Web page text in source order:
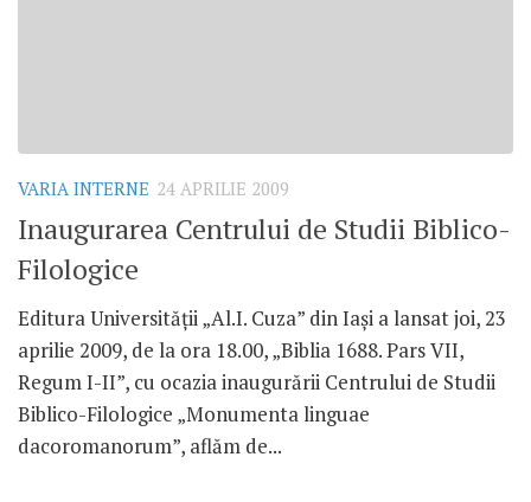
VARIA INTERNE 24 APRILIE 2009
Inaugurarea Centrului de Studii Biblico-
Filologice
Editura Universităţii „Al.I. Cuza” din Iaşi a lansat joi, 23
aprilie 2009, de la ora 18.00, „Biblia 1688. Pars VII,
Regum I-II”, cu ocazia inaugurării Centrului de Studii
Biblico-Filologice „Monumenta linguae
dacoromanorum”, aflăm de...